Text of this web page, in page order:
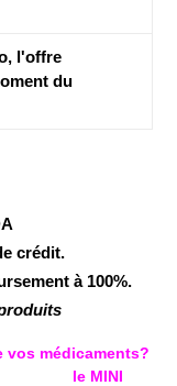
l'offre
du
crédit.
à 100%.
vos médicaments?
le MINI